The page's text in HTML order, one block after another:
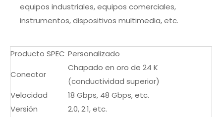
equipos industriales, equipos comerciales,
instrumentos, dispositivos multimedia, etc.
Producto SPEC Personalizado
Conector
Chapado en oro de 24 K
(conductividad superior)
Velocidad
18 Gbps, 48 ​​Gbps, etc.
Versión
2.0, 2.1, etc.